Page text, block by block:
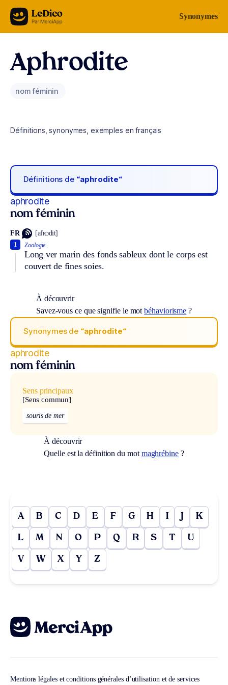
Aller au contenu Synonymes
Aphrodite
nom féminin
Définitions, synonymes, exemples en français
Définitions de “aphrodite“
aphrodite
nom féminin
FR [afʀɔdit]
Zoologie.
Long ver marin des fonds sableux dont le corps est
couvert de fines soies.
1
À découvrir
Savez-vous ce que signifie le motbéhaviorisme ?
Synonymes de “aphrodite“
aphrodite
nom féminin
Sens principaux
[Sens commun]
souris de mer
À découvrir
Quelle est la définition du mot maghrébine?
A B C D E F G H I J K
L M N O P Q R S T U
V W X Y Z
Mentions légales et conditions générales d’utilisation et de services